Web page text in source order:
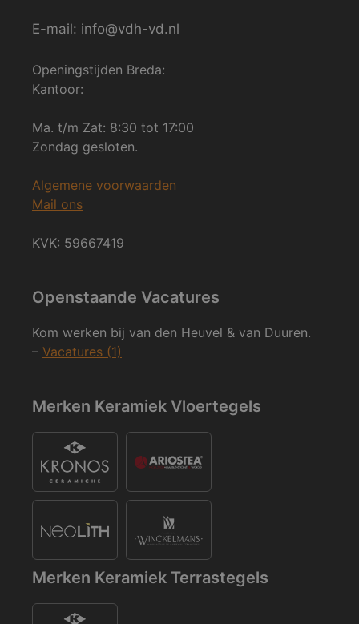
E-mail: info@vdh-vd.nl
Openingstijden Breda:
Kantoor:
Ma. t/m Zat: 8:30 tot 17:00
Zondag gesloten.
Algemene voorwaarden
Mail ons
KVK: 59667419
Openstaande Vacatures
Kom werken bij van den Heuvel & van Duuren.
– Vacatures (1)
Merken Keramiek Vloertegels
Merken Keramiek Terrastegels